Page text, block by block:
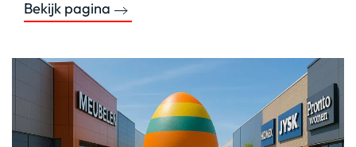
Bekijk pagina